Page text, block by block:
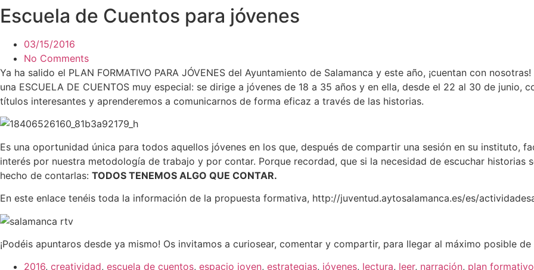
Saltar
al
contenido
Escuela de Cuentos para jóvenes
03/15/2016
No Comments
Ya ha salido el PLAN FORMATIVO PARA JÓVENES del Ayuntamiento de Salamanca y este año, ¡cuentan con
una ESCUELA DE CUENTOS muy especial: se dirige a jóvenes de 18 a 35 años y en ella, desde el 22 al 30 de
títulos interesantes y aprenderemos a comunicarnos de forma eficaz a través de las historias.
Es una oportunidad única para todos aquellos jóvenes en los que, después de compartir una sesión en su instituto,
interés por nuestra metodología de trabajo y por contar. Porque recordad, que si la necesidad de escuchar historias
hecho de contarlas: TODOS TENEMOS ALGO QUE CONTAR.
En este enlace tenéis toda la información de la propuesta formativa, http://juventud.aytosalamanca.es/es/
¡Podéis apuntaros desde ya mismo! Os invitamos a curiosear, comentar y compartir, para llegar al máximo posible
2016, creatividad, escuela de cuentos, espacio joven, estrategias, jóvenes, lectura, leer, narración, plan formativo